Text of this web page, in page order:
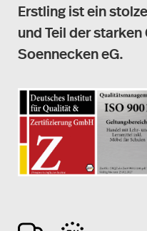
Erstling ist ein
und Teil der
Soennecken eG.